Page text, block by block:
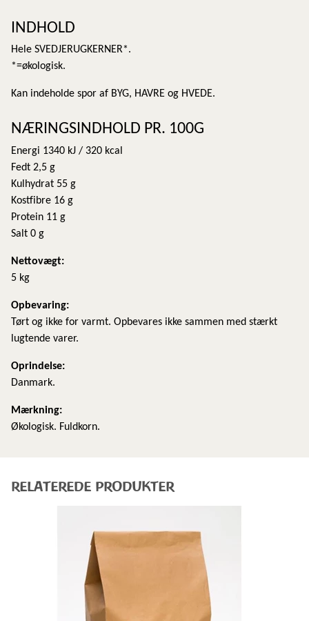
INDHOLD
Hele SVEDJERUGKERNER*.
*=økologisk.
Kan indeholde spor af BYG, HAVRE og HVEDE.
NÆRINGSINDHOLD PR. 100G
Energi 1340 kJ / 320 kcal
Fedt 2,5 g
Kulhydrat 55 g
Kostfibre 16 g
Protein 11 g
Salt 0 g
Nettovægt:
5 kg
​Opbevaring:
Tørt og ikke for varmt. Opbevares ikke sammen med stærkt
lugtende varer.
Oprindelse:
Danmark.
Mærkning:
Økologisk. Fuldkorn.
RELATEREDE PRODUKTER